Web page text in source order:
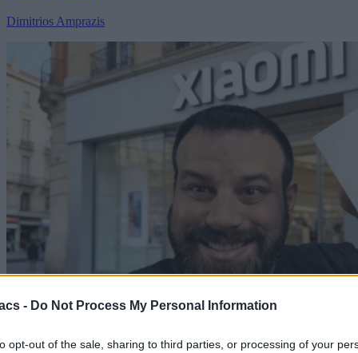
- Do Not Process My Personal Information
opt-out of the sale, sharing to third parties, or processing of your
Dimitrios Amprazis